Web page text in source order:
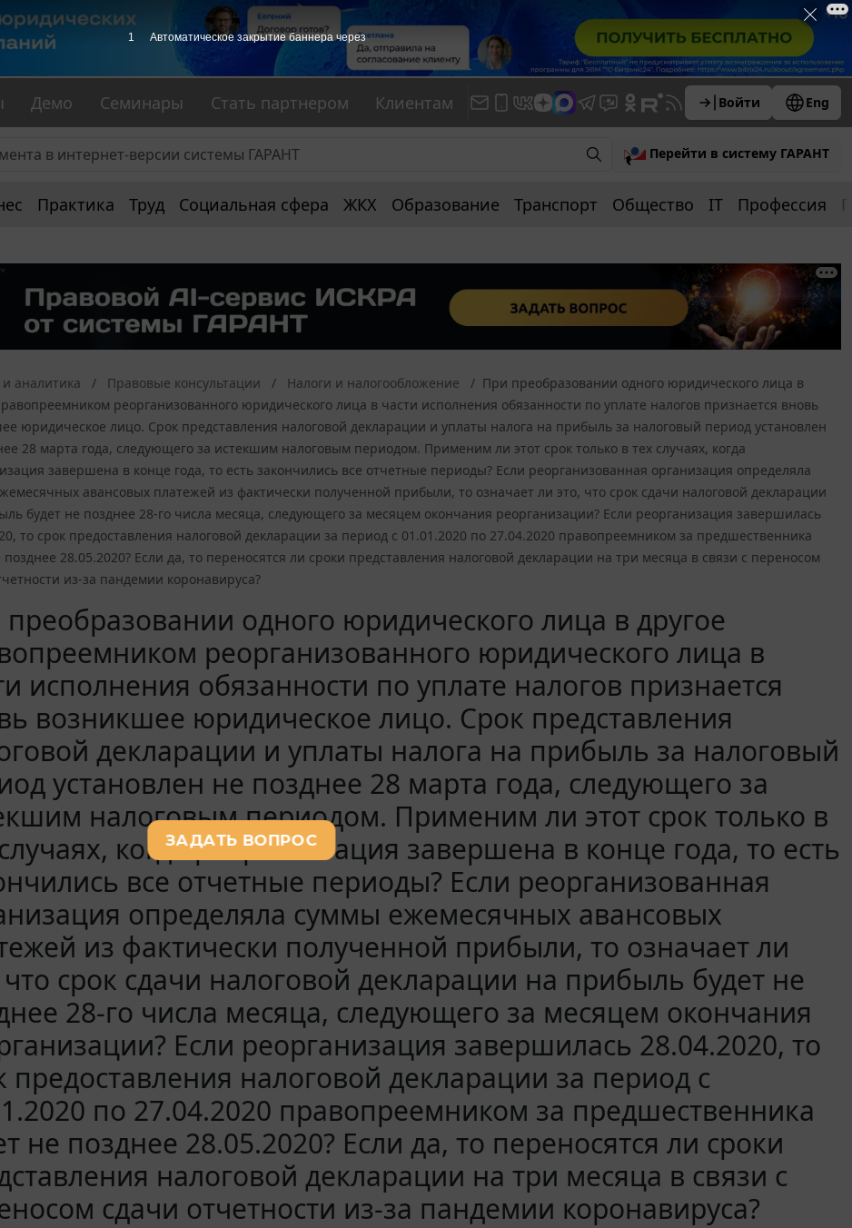
Демо Семинары Стать партнером Клиентам Войти Eng
Перейти в систему ГАРАНТ
Практика Труд Социальная сфера ЖКХ Образование Транспорт Общество IT Профессия
аналитика Правовые консультации Налоги и налогообложение
При преобразовании одного юридического лица в
реорганизованного юридического лица в части исполнения обязанности по уплате налогов признается вновь
юридическое лицо. Срок представления налоговой декларации и уплаты налога на прибыль за налоговый период установлен
28 марта года, следующего за истекшим налоговым периодом. Применим ли этот срок только в тех случаях, когда
завершена в конце года, то есть закончились все отчетные периоды? Если реорганизованная организация определяла
авансовых платежей из фактически полученной прибыли, то означает ли это, что срок сдачи налоговой декларации
будет не позднее 28-го числа месяца, следующего за месяцем окончания реорганизации? Если реорганизация завершилась
то срок предоставления налоговой декларации за период с 01.01.2020 по 27.04.2020 правопреемником за предшественника
позднее 28.05.2020? Если да, то переносятся ли сроки представления налоговой декларации на три месяца в связи с переносом
из-за пандемии коронавируса?
одного юридического лица в другое
реорганизованного юридического лица в
исполнения обязанности по уплате налогов признается
возникшее юридическое лицо. Срок представления
декларации и уплаты налога на прибыль за налоговый
установлен не позднее 28 марта года, следующего за
налоговым периодом. Применим ли этот срок только в
когда реорганизация завершена в конце года, то есть
все отчетные периоды? Если реорганизованная
определяла суммы ежемесячных авансовых
из фактически полученной прибыли, то означает ли
что срок сдачи налоговой декларации на прибыль будет не
28-го числа месяца, следующего за месяцем окончания
Если реорганизация завершилась 28.04.2020, то
предоставления налоговой декларации за период с
по 27.04.2020 правопреемником за предшественника
не позднее 28.05.2020? Если да, то переносятся ли сроки
налоговой декларации на три месяца в связи с
сдачи отчетности из-за пандемии коронавируса?
1 Автоматическое закрытие баннера через